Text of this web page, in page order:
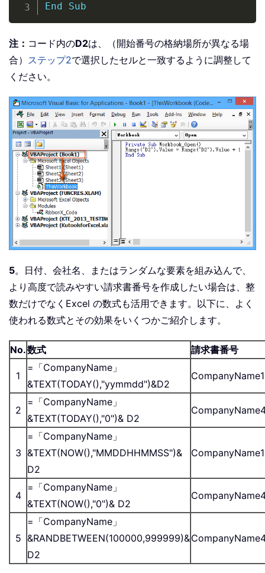
End
Sub
注： コード内のD2は、（開始番号の格納場所が異なる場
合） ステップ2で選択したセルと一致するように調整して
ください。
5。日付、会社名、またはランダムな要素を組み込んで、
より高度で読みやすい請求書番号を作成したい場合は、整
数だけでなくExcel の数式も活用できます。以下に、よく
使われる数式とその効果をいくつかご紹介します。
No.数式 請求書番号
1
=「CompanyName」
&TEXT(TODAY(),"yymmdd")&D2
2
=「CompanyName」
&TEXT(TODAY(),"0")& D2
3
=「CompanyName」
&TEXT(NOW(),"MMDDHHMMSS")&
D2
4
=「CompanyName」
&TEXT(NOW(),"0")& D2
5
=「CompanyName」
&RANDBETWEEN(100000,999999)&
D2